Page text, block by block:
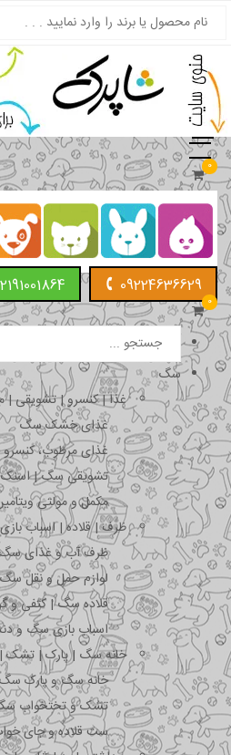
0
09224636629
0
سگ
غذا | کنسرو | تشویقی |
غذای خشک سگ
غذای مرطوب،
تشویقی سگ | اسنک
مکمل و مولتی
ظرف | قلاده | اسباب
ظرف آب و غذای
لوازم حمل و نقل سگ
قلاده سگ | کتفی و
اسباب بازی سگ و
خانه سگ | پارک | تشک |
خانه سگ و پارک
تشک و تختخواب
ست قلاده و جای